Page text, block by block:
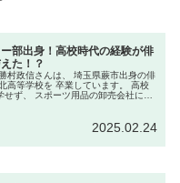
部出身！高校時代の経験が俳
た！？
村政信さんは、 埼玉県蕨市出身の俳
高等学校を 卒業しています。 高校
ず、 スポーツ用品の卸売会社に就
2025.02.24